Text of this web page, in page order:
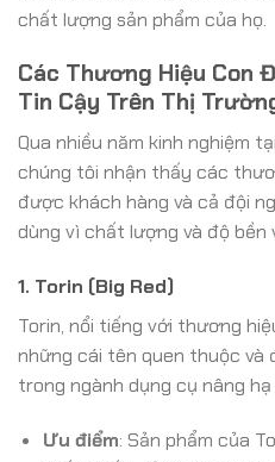
chất lượng sản phẩm của họ.
Các Thương Hiệu Con
Tin Cậy Trên Thị
Qua nhiều năm kinh nghiệm
chúng tôi nhận thấy các
được khách hàng và cả đội
dùng vì chất lượng và độ bền
1. Torin (Big Red)
Torin, nổi tiếng với thương
những cái tên quen thuộc và
trong ngành dụng cụ nâng
Ưu điểm: Sản phẩm của